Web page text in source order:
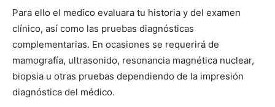
Para ello el medico evaluara tu historia y del examen
clínico, así como las pruebas diagnósticas
complementarias. En ocasiones se requerirá de
mamografía, ultrasonido, resonancia magnética nuclear,
biopsia u otras pruebas dependiendo de la impresión
diagnóstica del médico.